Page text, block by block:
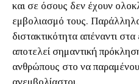
και σε όσους δεν έχουν
εμβολιασμό τους.
διστακτικότητα απέναντι
αποτελεί σημαντική
ανθρώπους στο να